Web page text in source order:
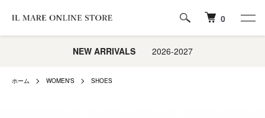
0
NEW ARRIVALS2026-2027
ホーム WOMEN'S SHOES